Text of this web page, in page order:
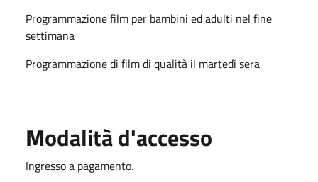
Programmazione film per bambini ed adulti nel fine
settimana
Programmazione di film di qualità il martedì sera
Modalità d'accesso
Ingresso a pagamento.